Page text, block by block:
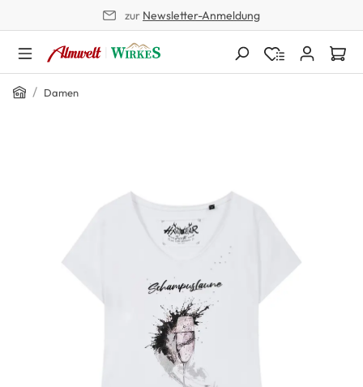
zur Newsletter-Anmeldung
Home
/ Damen